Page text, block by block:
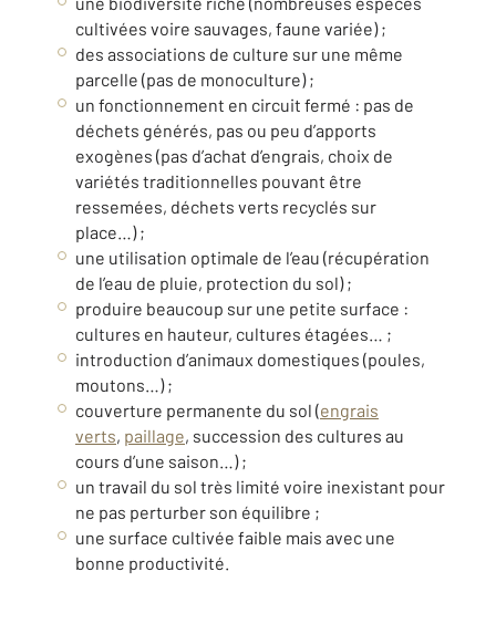
cultivées voire sauvages, faune variée) ;
des associations de culture sur une même
parcelle (pas de monoculture) ;
un fonctionnement en circuit fermé : pas de
déchets générés, pas ou peu d’apports
exogènes (pas d’achat d’engrais, choix de
variétés traditionnelles pouvant être
ressemées, déchets verts recyclés sur
place…) ;
une utilisation optimale de l’eau (récupération
de l’eau de pluie, protection du sol) ;
produire beaucoup sur une petite surface :
cultures en hauteur, cultures étagées… ;
introduction d’animaux domestiques (poules,
moutons…) ;
couverture permanente du sol (engrais
verts, paillage, succession des cultures au
cours d’une saison…) ;
un travail du sol très limité voire inexistant pour
ne pas perturber son équilibre ;
une surface cultivée faible mais avec une
bonne productivité.